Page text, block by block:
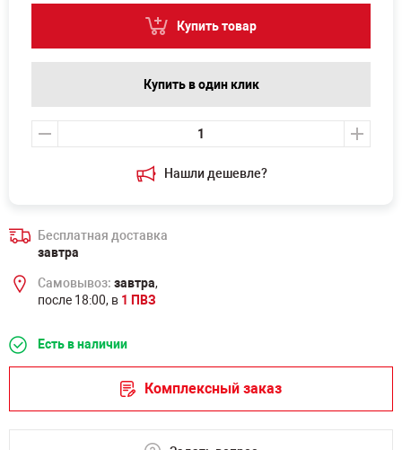
Нашли дешевле?
Купить товар
Купить в один клик
Бесплатная доставка
завтра
Самовывоз: завтра,
после 18:00, в 1 ПВЗ
Есть в наличии
Комплексный заказ